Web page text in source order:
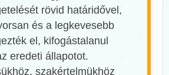
rövid határidővel,
és a legkevesebb
el, kifogástalanul
eredeti állapotot.
szakértelmükhöz